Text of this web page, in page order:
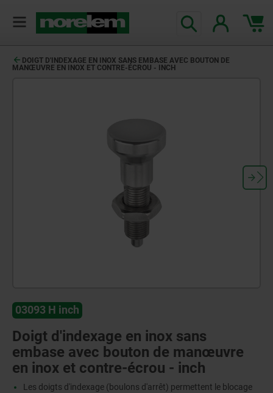
DOIGT D'INDEXAGE EN INOX SANS EMBASE AVEC BOUTON DE
MANŒUVRE EN INOX ET CONTRE-ÉCROU - INCH
03093 H inch
Doigt d'indexage en inox sans
embase avec bouton de manœuvre
en inox et contre-écrou - inch
Les doigts d'indexage (boulons d'arrêt) permettent le blocage